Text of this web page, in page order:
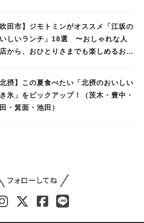
吹田市】ジモトミンがオススメ「江坂の
しいランチ」18選 〜おしゃれな人
から、おひとりさまでも楽しめるお店
北摂】この夏食べたい「北摂のおいしい
氷」をピックアップ！（茨木・豊中・
・箕面・池田）